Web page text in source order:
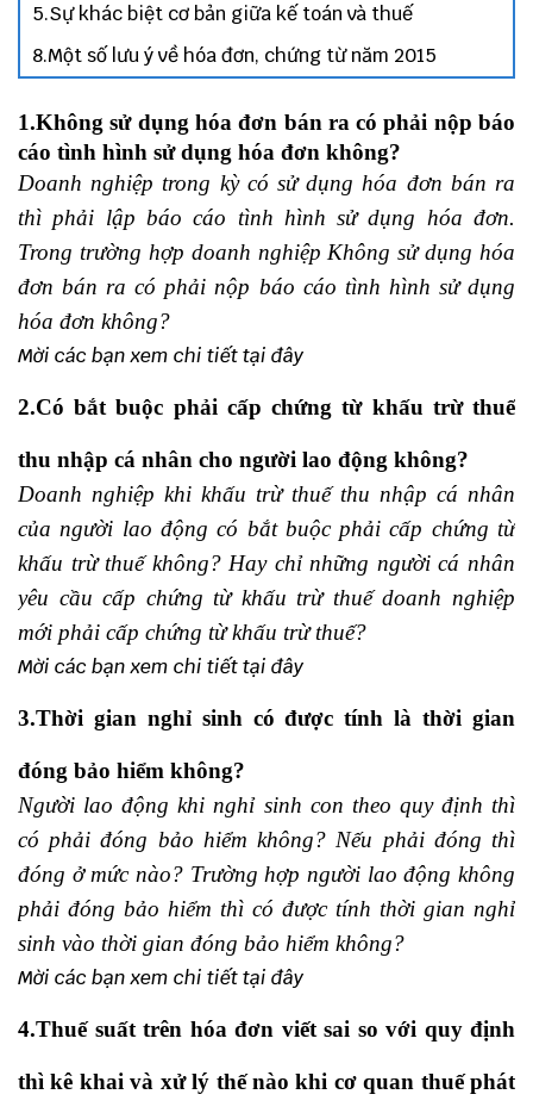
5.Sự khác biệt cơ bản giữa kế toán và thuế
8.Một số lưu ý về hóa đơn, chứng từ năm 2015
1.Không sử dụng hóa đơn bán ra có phải nộp báo
cáo tình hình sử dụng hóa đơn không?
Doanh nghiệp trong kỳ có sử dụng hóa đơn bán ra
thì phải lập báo cáo tình hình sử dụng hóa đơn.
Trong trường hợp doanh nghiệp Không sử dụng hóa
đơn bán ra có phải nộp báo cáo tình hình sử dụng
hóa đơn không?
Mời các bạn xem chi tiếttại đây
2.Có bắt buộc phải cấp chứng từ khấu trừ thuế
thu nhập cá nhân cho người lao động không?
Doanh nghiệp khi khấu trừ thuế thu nhập cá nhân
của người lao động có bắt buộc phải cấp chứng từ
khấu trừ thuế không? Hay chỉ những người cá nhân
yêu cầu cấp chứng từ khấu trừ thuế doanh nghiệp
mới phải cấp chứng từ khấu trừ thuế?
Mời các bạn xem chi tiếttại đây
3.Thời gian nghỉ sinh có được tính là thời gian
đóng bảo hiểm không?
Người lao động khi nghỉ sinh con theo quy định thì
có phải đóng bảo hiểm không? Nếu phải đóng thì
đóng ở mức nào? Trường hợp người lao động không
phải đóng bảo hiểm thì có được tính thời gian nghỉ
sinh vào thời gian đóng bảo hiểm không?
Mời các bạn xem chi tiếttại đây
4.Thuế suất trên hóa đơn viết sai so với quy định
thì kê khai và xử lý thế nào khi cơ quan thuế phát